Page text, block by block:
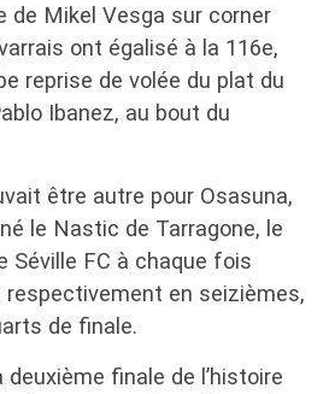
de Mikel Vesga sur corner
ont égalisé à la 116e,
reprise de volée du plat du
Ibanez, au bout du
être autre pour Osasuna,
le Nastic de Tarragone, le
Séville FC à chaque fois
respectivement en seizièmes,
de finale.
deuxième finale de l’histoire